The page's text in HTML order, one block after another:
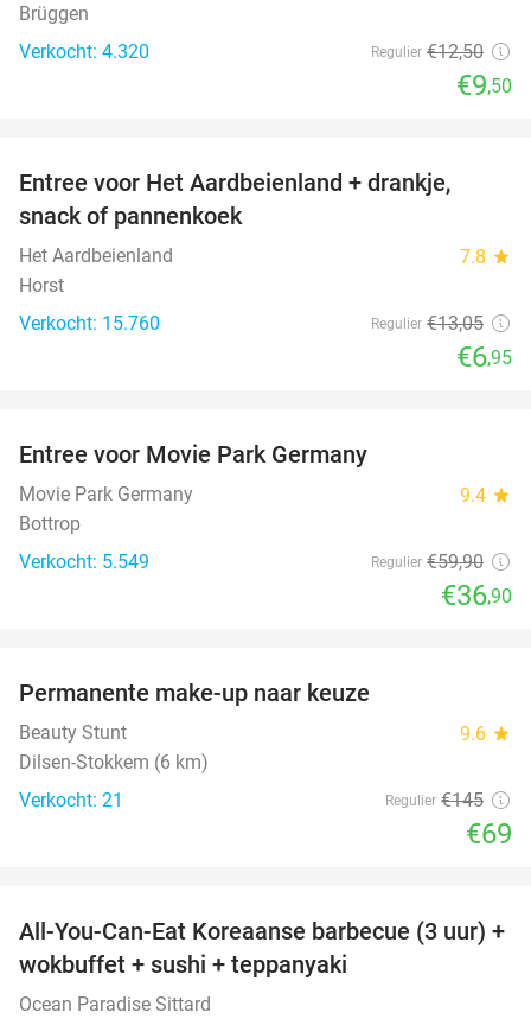
Brüggen
Verkocht: 4.320
Regulier €12,50
€9,50
Entree voor Het Aardbeienland + drankje,
snack of pannenkoek
Het Aardbeienland 7.8 star
Horst
Verkocht: 15.760
Regulier €13,05
€6,95
Entree voor Movie Park Germany
Movie Park Germany 9.4 star
Bottrop
Verkocht: 5.549
Regulier €59,90
€36,90
Permanente make-up naar keuze
Beauty Stunt 9.6 star
Dilsen-Stokkem (6 km)
Verkocht: 21
Regulier €145
€69
21%
All-You-Can-Eat Koreaanse barbecue (3 uur) +
wokbuffet + sushi + teppanyaki
Ocean Paradise Sittard